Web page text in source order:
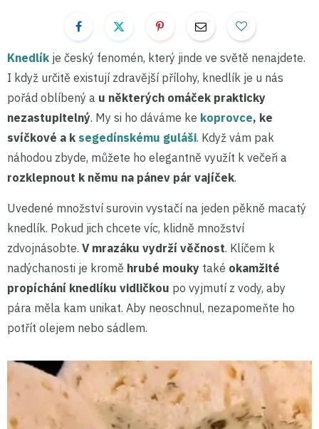
Knedlík je český fenomén, který jinde ve světě nenajdete.
I když určitě existují zdravější přílohy, knedlík je u nás
pořád oblíbený a u některých omáček prakticky
nezastupitelný. My si ho dáváme ke koprovce, ke
svíčkové a k segedínskému guláši. Když vám pak
náhodou zbyde, můžete ho elegantně využít k večeři a
rozklepnout k němu na pánev pár vajíček.
Uvedené množství surovin vystačí na jeden pěkně macatý
knedlík. Pokud jich chcete víc, klidně množství
zdvojnásobte. V mrazáku vydrží věčnost. Klíčem k
nadýchanosti je kromě hrubé mouky také okamžité
propíchání knedlíku vidličkou po vyjmutí z vody, aby
pára měla kam unikat. Aby neoschnul, nezapomeňte ho
potřít olejem nebo sádlem.